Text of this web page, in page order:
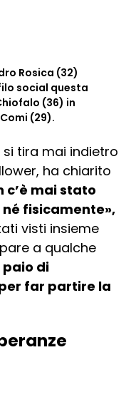
Rosica (32)
social questa
(36) in
(29).
tira mai indietro
ha chiarito
c’è mai stato
fisicamente»,
visti insieme
a qualche
paio di
far partire la